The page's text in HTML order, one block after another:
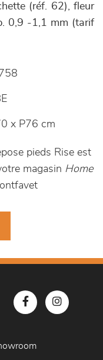
(réf. 62), fleur
0,9 -1,1 mm (tarif
x P76 cm
pieds Rise est
magasin Home